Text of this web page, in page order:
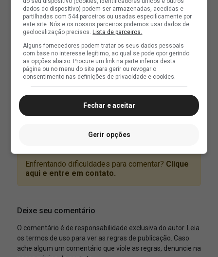
dados do dispositivo) podem ser armazenadas, acedidas e
partilhadas com 544 parceiros ou usadas especificamente por
este site. Nós e os nossos parceiros podemos usar dados de
geolocalização precisos.Lista de parceiros.
Alguns fornecedores podem tratar os seus dados pessoais
com base no interesse legítimo, ao qual se pode opor gerindo
as opções abaixo. Procure um link na parte inferior desta
página ou no menu do site para gerir ou revogar o
consentimento nas definições de privacidade e cookies.
Fechar e aceitar
Gerir opções